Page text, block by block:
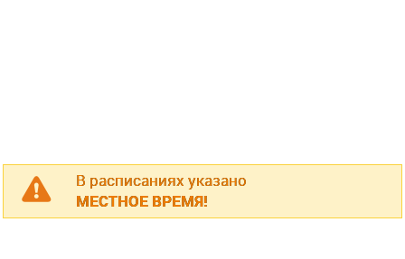
В расписаниях указано
МЕСТНОЕ ВРЕМЯ!